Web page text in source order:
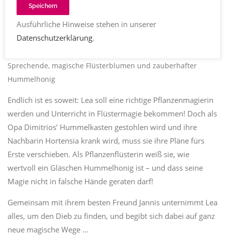
Sprechende, magische Flüsterblumen und zauberhafter
Hummelhonig
Endlich ist es soweit: Lea soll eine richtige Pflanzenmagierin
werden und Unterricht in Flüstermagie bekommen! Doch als
Opa Dimitriosʼ Hummelkasten gestohlen wird und ihre
Nachbarin Hortensia krank wird, muss sie ihre Pläne fürs
Erste verschieben. Als Pflanzenflüsterin weiß sie, wie
wertvoll ein Gläschen Hummelhonig ist – und dass seine
Magie nicht in falsche Hände geraten darf!
Gemeinsam mit ihrem besten Freund Jannis unternimmt Lea
alles, um den Dieb zu finden, und begibt sich dabei auf ganz
neue magische Wege ...
Speichern
Ausführliche Hinweise stehen in unserer
Datenschutzerklärung.